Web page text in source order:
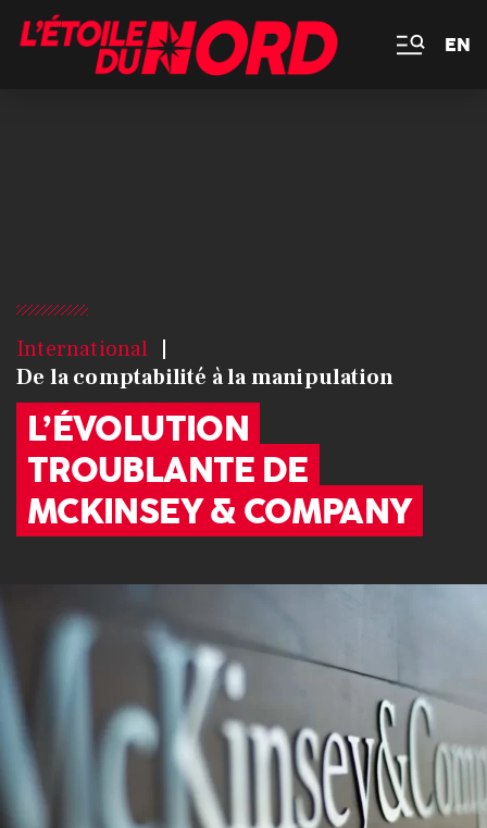
EN
International
De la comptabilité à la manipulation
L’ÉVOLUTION
TROUBLANTE DE
MCKINSEY & COMPANY